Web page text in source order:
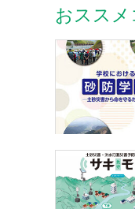
おスス